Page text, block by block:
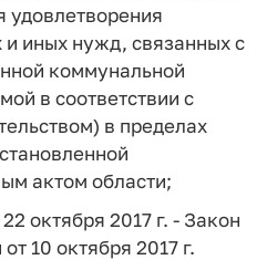
удовлетворения
иных нужд, связанных с
коммунальной
в соответствии с
в пределах
актом области;
октября 2017 г. - Закон
10 октября 2017 г.